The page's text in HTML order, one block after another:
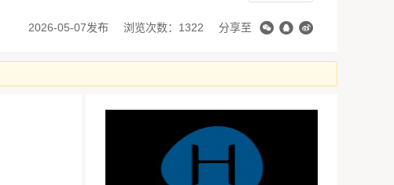
2026-05-07发布 浏览次数：1322 分享至